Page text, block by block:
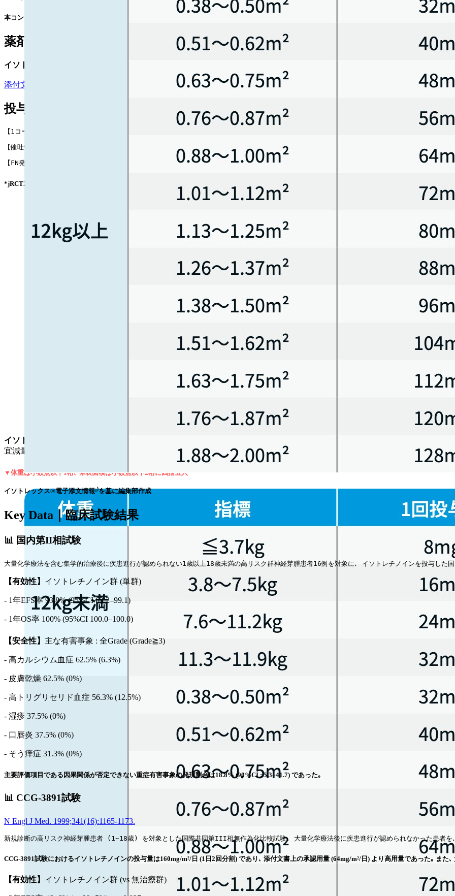
イソトレックス®電子添文情報¹⁾を基に編集部作成
Key Data｜臨床試験結果
📊 国内第II相試験
大量化学療法を含む集学的治療後に疾患進行が認められない1歳以上18歳未満の高リスク群神経芽腫患者16例を対象に､ イソトレチノインを投与
【有効性】 イソトレチノイン群 (単群)
- 1年EFS率 93.8% (95%CI 63.2–99.1)
- 1年OS率 100% (95%CI 100.0–100.0)
【安全性】 主な有害事象 : 全Grade (Grade≧3)
- 高カルシウム血症 62.5% (6.3%)
- 皮膚乾燥 62.5% (0%)
- 高トリグリセリド血症 56.3% (12.5%)
- 湿疹 37.5% (0%)
- 口唇炎 37.5% (0%)
- そう痒症 31.3% (0%)
主要評価項目である因果関係が否定できない重症有害事象の発現割合は18.8% (90%CI : 5.3–41.7) であった｡
📊 CCG-3891試験
N Engl J Med. 1999;341(16):1165-1173.
新規診断の高リスク神経芽腫患者 (1~18歳) を対象とした国際共同第III相無作為化比較試験｡ 大量化学療法後に疾患進行が認められなかった患
CCG-3891試験におけるイソトレチノインの投与量は160mg/m²/日 (1日2回分割) であり､ 添付文書上の承認用量 (64mg/m²/日) より高用量であった｡ ま
【有効性】 イソトレチノイン群 (vs 無治療群)
本コンテンツは特定の治療法を推奨するものではありません｡ 個々の患者の病態や､ 実際の薬剤情報やガイドラインを確認の上､ 利用者の判断と責任で
薬剤情報
イソトレックス®カプセル (イソトレチノイン)
添付文書
投与スケジュール
【1コース】28日間
【催吐性】未収載³⁾⁴⁾
【FN発症】低リスク (<10%)*
*jRCT2031220687¹⁾およびCCG-3891試験⁵⁾ではFNの報告がなく､ 編集部で分類した｡
イソトレチノイン :
宜減量する｡ ただし､ 6サイクルを超えて投与した場合の有効性および安全性は確立していない｡ ビタミンA製剤とは併用禁
▼体重は小数点以下1桁､ 体表面積は小数点以下2桁に四捨五入